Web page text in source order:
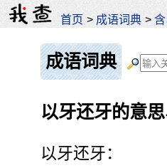
首页 > 成语词典 >
成语词典
以牙还牙的意
以牙还牙：